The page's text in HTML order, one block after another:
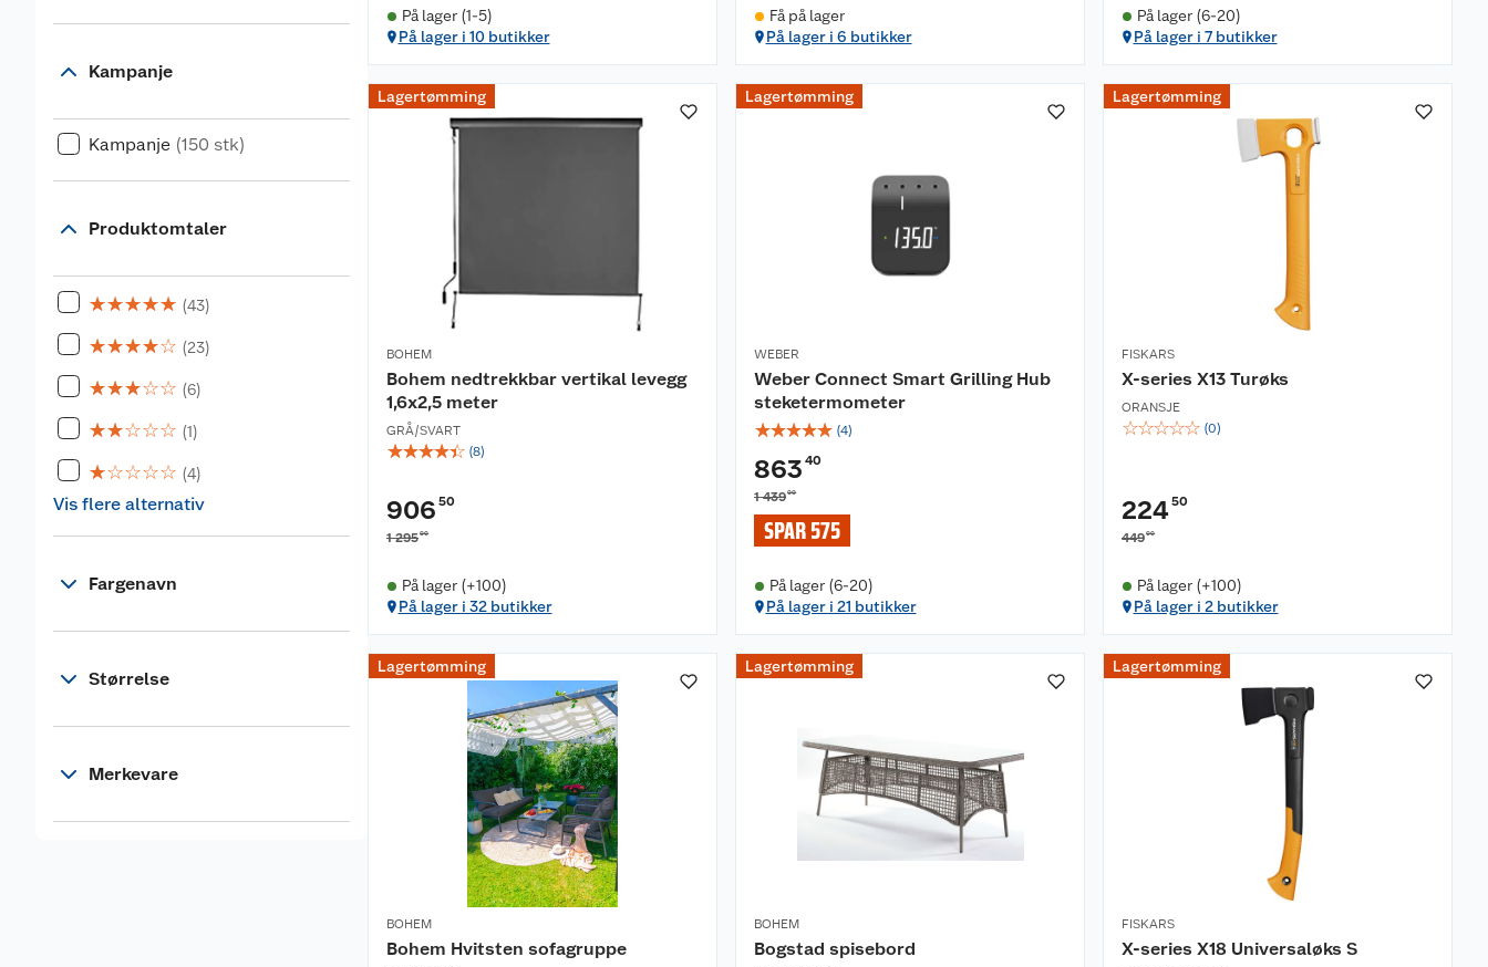
Kampanje
Kampanje (150 stk)
Produktomtaler
☆☆☆☆☆ (43)
☆☆☆☆☆ (23)
☆☆☆☆☆ (6)
☆☆☆☆☆ (1)
☆☆☆☆☆ (4)
Vis flere alternativ
Fargenavn
Størrelse
Merkevare
På lager (1-5)
På lager i 10 butikker
Få på lager
På lager i 6 butikker
På lager (6-20)
På lager i 7 butikker
Lagertømming
BOHEM
Bohem nedtrekkbar vertikal levegg
1,6x2,5 meter
GRÅ/SVART
☆☆☆☆☆ (8)
906 50
1 29500
På lager (+100)
På lager i 32 butikker
Lagertømming
WEBER
Weber Connect Smart Grilling Hub
steketermometer
☆☆☆☆☆ (4)
863 40
1 43900
SPAR 575
På lager (6-20)
På lager i 21 butikker
Lagertømming
FISKARS
X-series X13 Turøks
ORANSJE
☆☆☆☆☆ (0)
22450
44900
På lager (+100)
På lager i 2 butikker
Lagertømming
BOHEM
Bohem Hvitsten sofagruppe
Lagertømming
BOHEM
Bogstad spisebord
Lagertømming
FISKARS
X-series X18 Universaløks S